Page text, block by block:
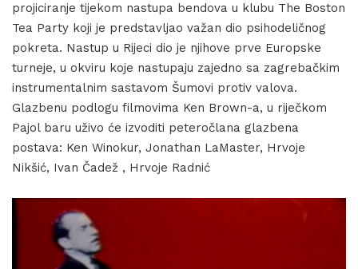
projiciranje tijekom nastupa bendova u klubu The Boston
Tea Party koji je predstavljao važan dio psihodeličnog
pokreta. Nastup u Rijeci dio je njihove prve Europske
turneje, u okviru koje nastupaju zajedno sa zagrebačkim
instrumentalnim sastavom Šumovi protiv valova.
Glazbenu podlogu filmovima Ken Brown-a, u riječkom
Pajol baru uživo će izvoditi peteročlana glazbena
postava: Ken Winokur, Jonathan LaMaster, Hrvoje
Nikšić, Ivan Čadež , Hrvoje Radnić